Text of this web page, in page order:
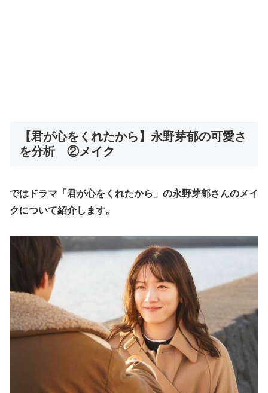
【君が心をくれたから】永野芽郁の可愛さ
を分析 ②メイク
ではドラマ「君が心をくれたから」の永野芽郁さんのメイ
クについて紹介します。